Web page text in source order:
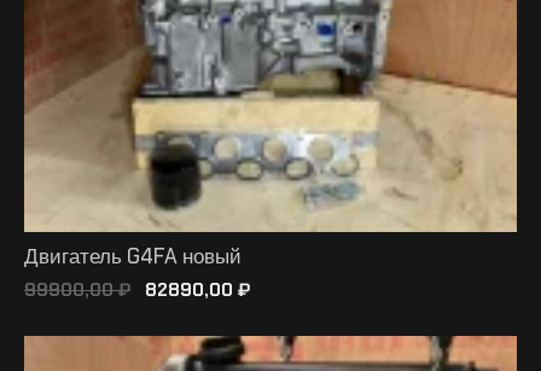
Двигатель G4FA новый
99900,00₽ 82890,00 ₽